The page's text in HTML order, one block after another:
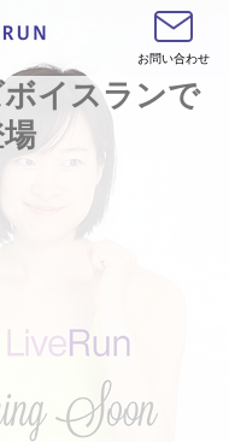
お問い合わせ
イスランで